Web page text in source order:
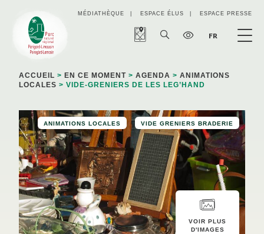
MÉDIATHÈQUE ESPACE ÉLUS ESPACE PRESSE
FR
ACCUEIL > EN CE MOMENT > AGENDA > ANIMATIONS
LOCALES > VIDE-GRENIERS DE LES LEG’HAND
ANIMATIONS LOCALES VIDE GRENIERS BRADERIE
VOIR PLUS
D'IMAGES